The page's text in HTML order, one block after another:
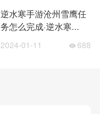
逆水寒手游沧州雪鹰任
务怎么完成·逆水寒...
2024-01-11 688